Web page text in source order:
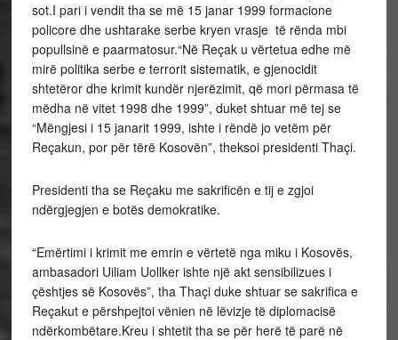
sot.I pari i vendit tha se më 15 janar 1999 formacione
policore dhe ushtarake serbe kryen vrasje të rënda mbi
popullsinë e paarmatosur.“Në Reçak u vërtetua edhe më
mirë politika serbe e terrorit sistematik, e gjenocidit
shtetëror dhe krimit kundër njerëzimit, që mori përmasa të
mëdha në vitet 1998 dhe 1999”, duket shtuar më tej se
“Mëngjesi i 15 janarit 1999, ishte i rëndë jo vetëm për
Reçakun, por për tërë Kosovën”, theksoi presidenti Thaçi.
Presidenti tha se Reçaku me sakrificën e tij e zgjoi
ndërgjegjen e botës demokratike.
“Emërtimi i krimit me emrin e vërtetë nga miku i Kosovës,
ambasadori Uiliam Uollker ishte një akt sensibilizues i
çështjes së Kosovës”, tha Thaçi duke shtuar se sakrifica e
Reçakut e përshpejtoi vënien në lëvizje të diplomacisë
ndërkombëtare.Kreu i shtetit tha se për herë të parë në